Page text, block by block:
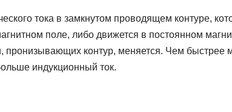
тока в замкнутом проводящем контуре,
поле, либо движется в постоянном
пронизывающих контур, меняется. Чем быстрее
индукционный ток.